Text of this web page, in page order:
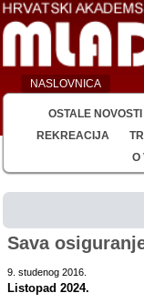
NASLOVNICA
OSTALE NOVOSTI
REKREACIJA
O
Sava
9. studenog 2016.
Listopad 2024.